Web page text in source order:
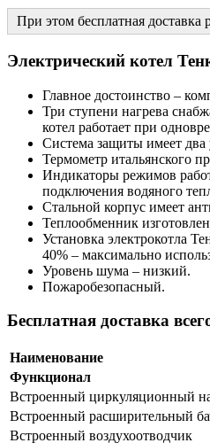
При этом бесплатная доставка
Электрический котел
Главное достоинство –
Три ступени нагрева
котел работает при
Система защиты имеет два
Термометр итальянского
Индикаторы режимов
подключения водяного
Стальной корпус имеет
Теплообменник
Установка электрокотла
40% – максимально
Уровень шума – низкий.
Пожаробезопасный.
Бесплатная доставка
Наименование
Функционал
Встроенный циркуляционный
Встроенный расширительный
Встроенный воздухоотводчик